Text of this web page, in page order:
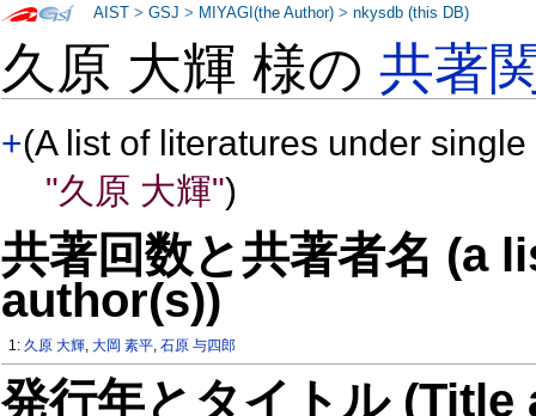
久原 大輝 様の共著
+(A list of literatures under
"久原 大輝")
共著回数と共著者名 (a
author(s))
1: 久原 大輝,大岡 素平,石原 与四郎
発行年とタイトル
AIST >GSJ > MIYAGI(the Author) >nkysdb (this DB)